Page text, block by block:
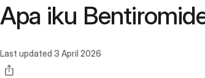
Apa iku
Last updated 3 April 2026